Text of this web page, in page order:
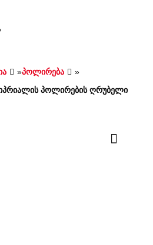
»პოლირება
»
პოლირების ღრუბელი